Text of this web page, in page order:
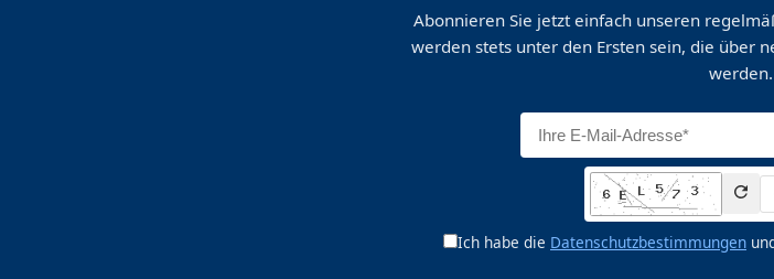
Abonnieren Sie jetzt einfach unseren
werden stets unter den Ersten sein, die über
werden.
Ich habe die Datenschutzbestimmungen